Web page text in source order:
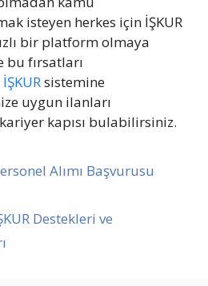
isteyen herkes için İŞKUR
bir platform olmaya
bu fırsatları
İŞKURsistemine
uygun ilanları
kapısı bulabilirsiniz.
Alımı Başvurusu
Destekleri ve